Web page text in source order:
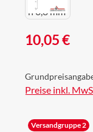
Regulärer Preis:
10,05 €
Preise inkl.
Versandgruppe 2